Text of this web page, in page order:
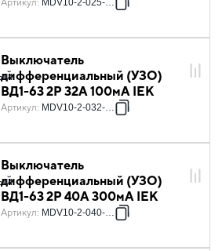
Артикул: MDV10-2-025-100
Выключатель
дифференциальный (УЗО)
ВД1-63 2Р 32А 100мА IEK
Артикул: MDV10-2-032-100
Выключатель
дифференциальный (УЗО)
ВД1-63 2Р 40А 300мА IEK
Артикул: MDV10-2-040-300